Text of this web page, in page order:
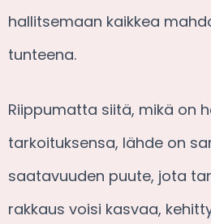
hallitsemaan kaikkea
tunteena.
Riippumatta siitä, mikä on
tarkoituksensa, lähde on
saatavuuden puute, jota
rakkaus voisi kasvaa,